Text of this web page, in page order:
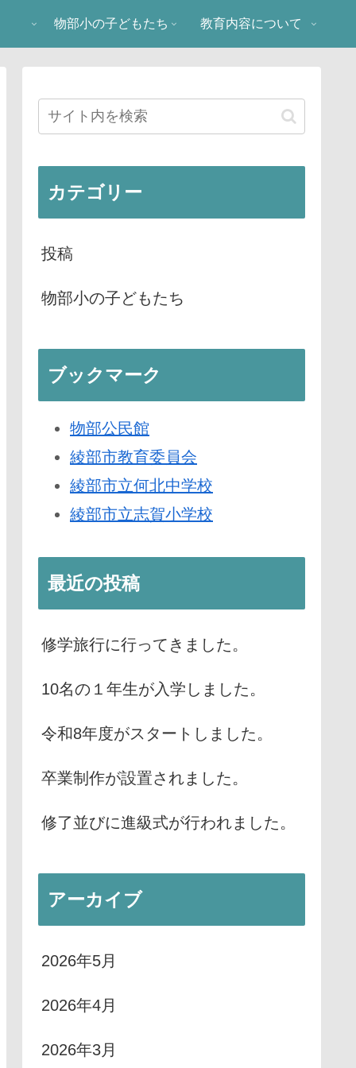
物部小の子どもたち 教育内容について
カテゴリー
投稿
物部小の子どもたち
ブックマーク
物部公民館
綾部市教育委員会
綾部市立何北中学校
綾部市立志賀小学校
最近の投稿
修学旅行に行ってきました。
10名の１年生が入学しました。
令和8年度がスタートしました。
卒業制作が設置されました。
修了並びに進級式が行われました。
アーカイブ
2026年5月
2026年4月
2026年3月